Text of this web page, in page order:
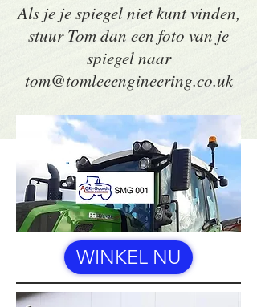
Als je je spiegel niet kunt vinden,
stuur Tom dan een foto van je
spiegel naar
tom@tomleeengineering.co.uk
WINKEL NU